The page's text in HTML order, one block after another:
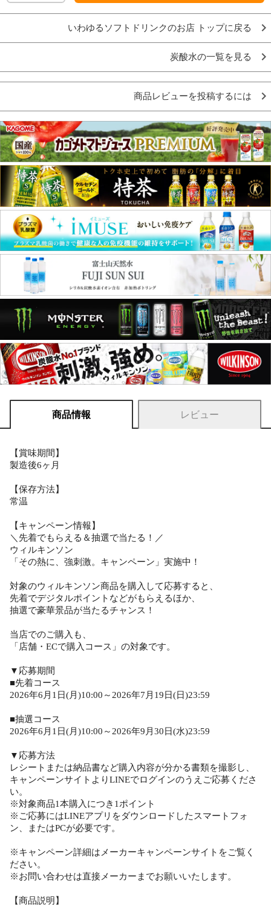
いわゆるソフトドリンクのお店 トップに戻る
炭酸水の一覧を見る
商品レビューを投稿するには
商品情報 レビュー
【賞味期間】
製造後6ヶ月
【保存方法】
常温
【キャンペーン情報】
＼先着でもらえる＆抽選で当たる！／
ウィルキンソン
「その熱に、強刺激。キャンペーン」実施中！
対象のウィルキンソン商品を購入して応募すると、
先着でデジタルポイントなどがもらえるほか、
抽選で豪華景品が当たるチャンス！
当店でのご購入も、
「店舗・ECで購入コース」の対象です。
▼応募期間
■先着コース
2026年6月1日(月)10:00～2026年7月19日(日)23:59
■抽選コース
2026年6月1日(月)10:00～2026年9月30日(水)23:59
▼応募方法
レシートまたは納品書など購入内容が分かる書類を撮影し、
キャンペーンサイトよりLINEでログインのうえご応募くださ
い。
※対象商品1本購入につき1ポイント
※ご応募にはLINEアプリをダウンロードしたスマートフォ
ン、またはPCが必要です。
※キャンペーン詳細はメーカーキャンペーンサイトをご覧く
ださい。
※お問い合わせは直接メーカーまでお願いいたします。
【商品説明】